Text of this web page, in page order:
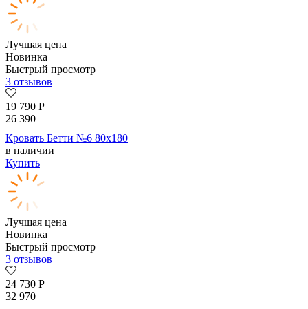
Лучшая цена
Новинка
Быстрый просмотр
3 отзывов
19 790 Р
26 390
Кровать Бетти №6 80х180
в наличии
Купить
Лучшая цена
Новинка
Быстрый просмотр
3 отзывов
24 730 Р
32 970